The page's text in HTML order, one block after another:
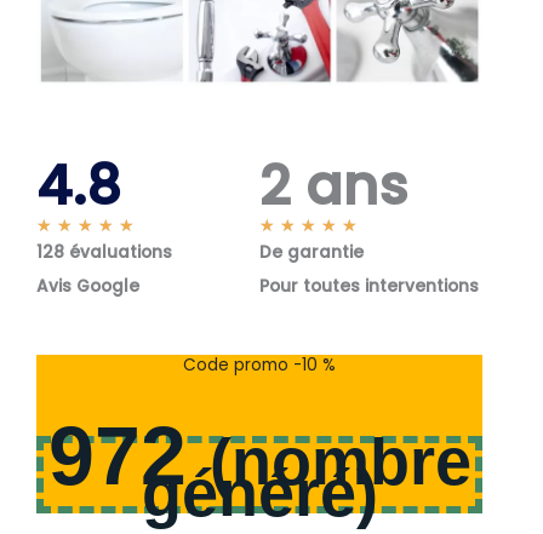
4.8
★ ★ ★ ★ ★
o
s
5
128 évaluations
Avis Google
2 ans
★ ★ ★ ★ ★
o
s
De garantie
Pour toutes interventions
Code promo -10 %
972(nombre
généré)